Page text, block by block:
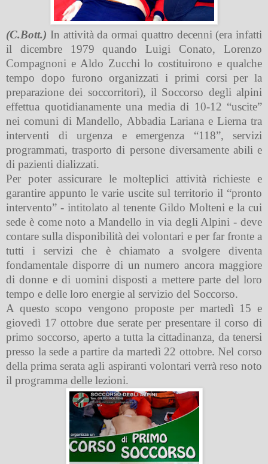
(C.Bott.) In attività da ormai quattro decenni (era infatti
il dicembre 1979 quando Luigi Conato, Lorenzo
Compagnoni e Aldo Zucchi lo costituirono e qualche
tempo dopo furono organizzati i primi corsi per la
preparazione dei soccorritori), il Soccorso degli alpini
effettua quotidianamente una media di 10-12 “uscite”
nei comuni di Mandello, Abbadia Lariana e Lierna tra
interventi di urgenza e emergenza “118”, servizi
programmati, trasporto di persone diversamente abili e
di pazienti dializzati.
Per poter assicurare le molteplici attività richieste e
garantire appunto le varie uscite sul territorio il “pronto
intervento” - intitolato al tenente Gildo Molteni e la cui
sede è come noto a Mandello in via degli Alpini - deve
contare sulla disponibilità dei volontari e per far fronte a
tutti i servizi che è chiamato a svolgere diventa
fondamentale disporre di un numero ancora maggiore
di donne e di uomini disposti a mettere parte del loro
tempo e delle loro energie al servizio del Soccorso.
A questo scopo vengono proposte per martedì 15 e
giovedì 17 ottobre due serate per presentare il corso di
primo soccorso, aperto a tutta la cittadinanza, da tenersi
presso la sede a partire da martedì 22 ottobre. Nel corso
della prima serata agli aspiranti volontari verrà reso noto
il programma delle lezioni.